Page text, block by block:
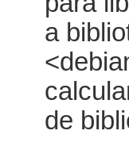
a
de